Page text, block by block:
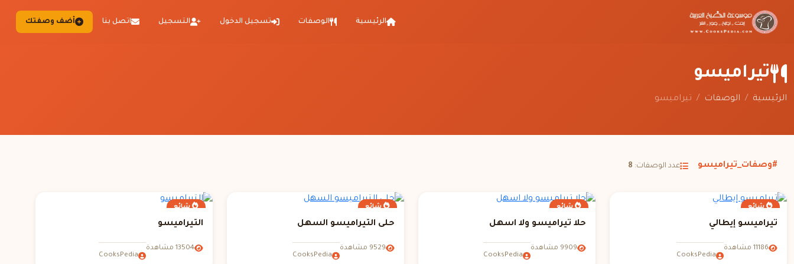
الرئيسية الوصفات تسجيل الدخول التسجيل اتصل بنا أضف وصفتك
تيراميسو
الرئيسية / الوصفات / تيراميسو
#وصفات_تيراميسو عدد الوصفات: 8
شائع
تيراميسو إيطالي
11186 مشاهدة
CooksPedia
شائع
حلا تيراميسو ولا اسهل
9909 مشاهدة
CooksPedia
شائع
حلى التيراميسو السهل
9529 مشاهدة
CooksPedia
شائع
التيراميسو
13504 مشاهدة
CooksPedia